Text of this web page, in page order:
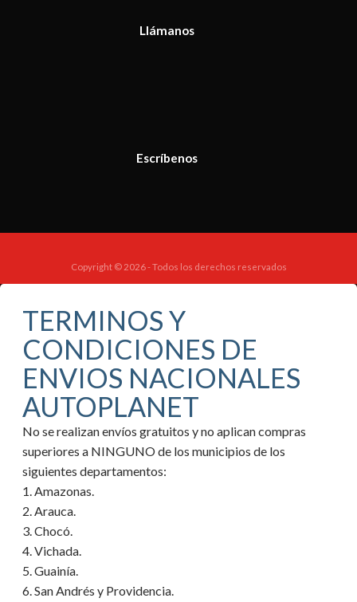
Llámanos
Escríbenos
Copyright © 2026 - Todos los derechos reservados
TERMINOS Y
CONDICIONES DE
ENVIOS NACIONALES
AUTOPLANET
No se realizan envíos gratuitos y no aplican compras
superiores a NINGUNO de los municipios de los
siguientes departamentos:
1. Amazonas.
2. Arauca.
3. Chocó.
4. Vichada.
5. Guainía.
6. San Andrés y Providencia.